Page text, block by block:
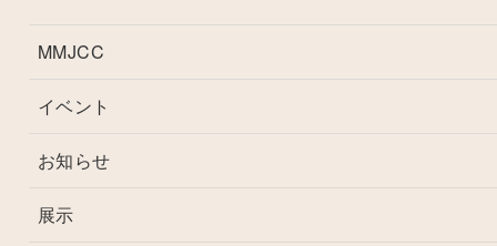
MMJCC
イベント
お知らせ
展示